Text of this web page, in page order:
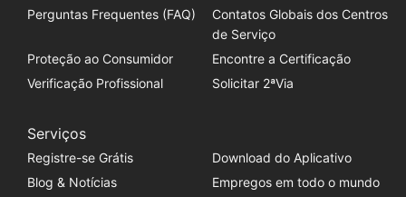
Perguntas Frequentes (FAQ)
Contatos Globais dos Centros
de Serviço
Proteção ao Consumidor
Encontre a Certificação
Verificação Profissional
Solicitar 2ªVia
Serviços
Registre-se Grátis
Download do Aplicativo
Blog & Notícias
Empregos em todo o mundo